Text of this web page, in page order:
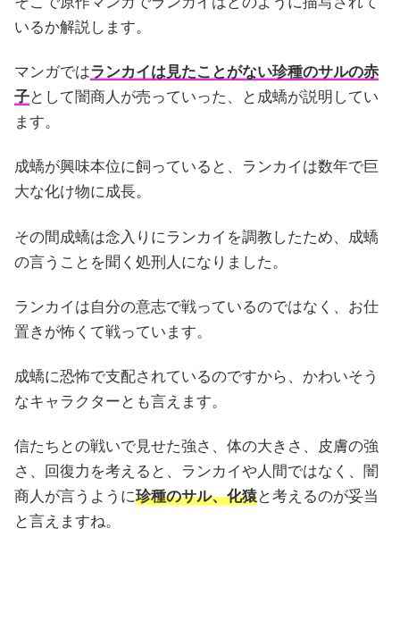
いるか解説します。
マンガではランカイは見たことがない珍種のサルの赤
子として闇商人が売っていった、と成蟜が説明してい
ます。
成蟜が興味本位に飼っていると、ランカイは数年で巨
大な化け物に成長。
その間成蟜は念入りにランカイを調教したため、成蟜
の言うことを聞く処刑人になりました。
ランカイは自分の意志で戦っているのではなく、お仕
置きが怖くて戦っています。
成蟜に恐怖で支配されているのですから、かわいそう
なキャラクターとも言えます。
信たちとの戦いで見せた強さ、体の大きさ、皮膚の強
さ、回復力を考えると、ランカイや人間ではなく、闇
商人が言うように珍種のサル、化猿と考えるのが妥当
と言えますね。